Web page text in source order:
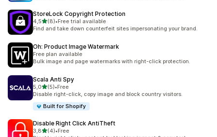
StoreLock Copyright Protection
4,5na 5 gwiazdek
(8)
Łączna liczba recenzji: 8
•Free trial available
Find and take down counterfeit sites impersonating your brand.
Oh: Product Image Watermark
Free plan available
Bulk image and page watermarks with right-click protection.
Scala Anti Spy
5,0na 5 gwiazdek
(5)
Łączna liczba recenzji: 5
•Free
Disable right-click, copy image and block country visitors.
Built for Shopify
Disable Right Click AntiTheft
3,8na 5 gwiazdek
(4)
Łączna liczba recenzji: 4
•Free